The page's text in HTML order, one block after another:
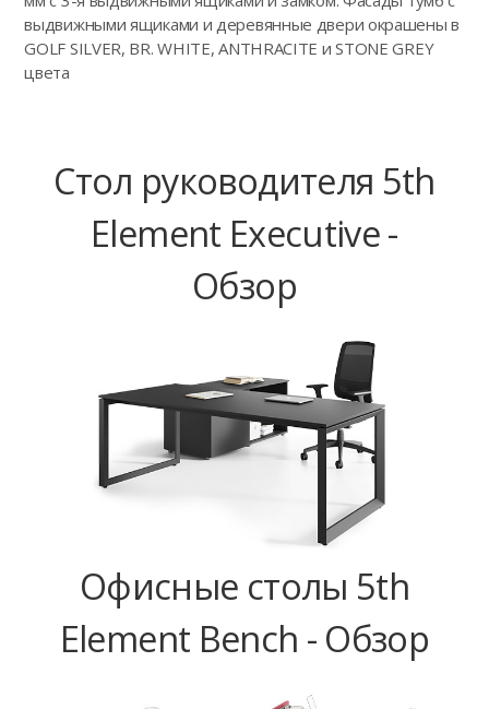
выдвижными ящиками и деревянные двери окрашены в
GOLF SILVER, BR. WHITE, ANTHRACITE и STONE GREY
цвета
Стол руководителя 5th
Element Executive -
Обзор
Офисные столы 5th
Element Bench - Обзор